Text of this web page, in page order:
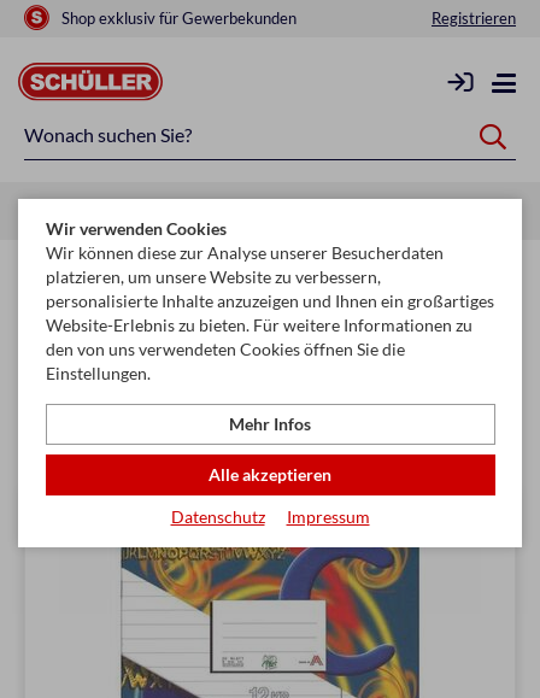
Shop exklusiv für Gewerbekunden Registrieren
Hefte
Filtern & Sortieren
1 2 ... 8 keyboard_arrow_right
Seite
Wir verwenden Cookies
Wir können diese zur Analyse unserer Besucherdaten
platzieren, um unsere Website zu verbessern,
personalisierte Inhalte anzuzeigen und Ihnen ein großartiges
Website-Erlebnis zu bieten. Für weitere Informationen zu
den von uns verwendeten Cookies öffnen Sie die
Einstellungen.
Mehr Infos
Alle akzeptieren
Datenschutz Impressum